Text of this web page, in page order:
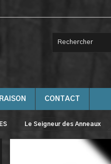
CONTACT
Le Seigneur des Anneaux